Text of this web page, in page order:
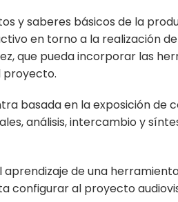
saberes básicos de la
en torno a la realización
que pueda incorporar las
proyecto.
basada en la exposición
análisis, intercambio y
aprendizaje de una
configurar al proyecto